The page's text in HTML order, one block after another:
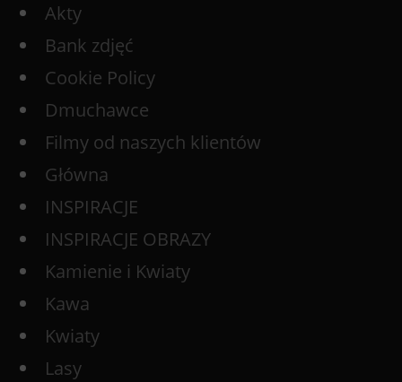
Akty
Bank zdjęć
Cookie Policy
Dmuchawce
Filmy od naszych klientów
Główna
INSPIRACJE
INSPIRACJE OBRAZY
Kamienie i Kwiaty
Kawa
Kwiaty
Lasy